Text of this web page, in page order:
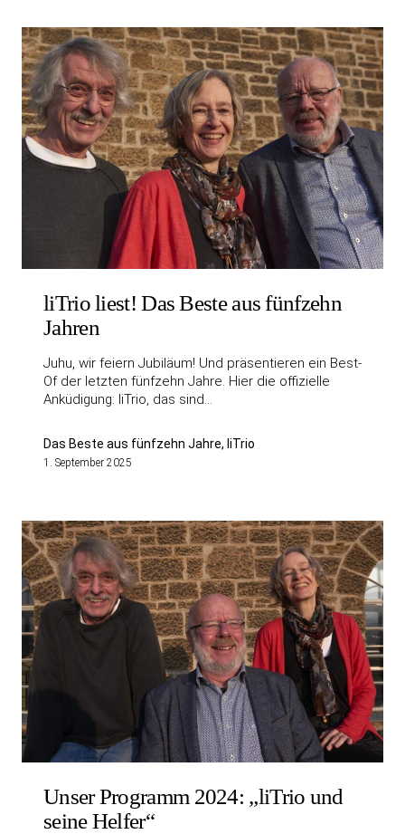
liTrio liest! Das Beste aus fünfzehn
Jahren
Juhu, wir feiern Jubiläum! Und präsentieren ein Best-
Of der letzten fünfzehn Jahre. Hier die offizielle
Anküdigung: liTrio, das sind…
Das Beste aus fünfzehn Jahre, liTrio
1. September 2025
Unser Programm 2024: „liTrio und
seine Helfer“